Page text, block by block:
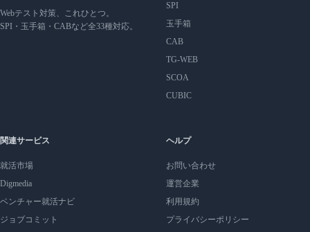
Webテスト対策、これひとつ。
SPI・玉手箱・CABなど全33種対応。
SPI
玉手箱
CAB
TG-WEB
SCOA
CUBIC
関連サービス
就活市場
Digmedia
ベンチャー就活ナビ
ジョブコミット
ヘルプ
お問い合わせ
運営企業
利用規約
プライバシーポリシー